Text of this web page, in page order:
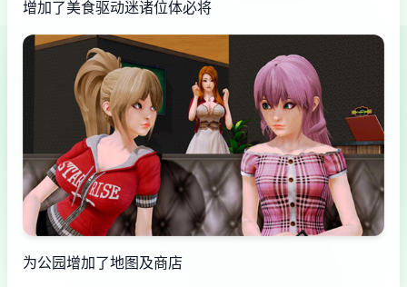
增加了美食驱动迷诸位体必将
为公园增加了地图及商店